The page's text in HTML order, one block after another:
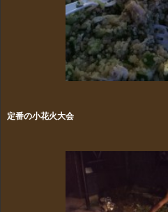
定番の小花火大会